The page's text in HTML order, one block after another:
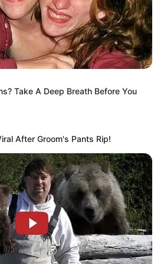
ΔΕΝ ΑΝΑΣΤΡΕΦΕΤΑΙ. ΜΠΟΡΕΙ
ΔΕΝ ΑΝΑΣΤΡΕΦΕΤΑΙ.
Take A Deep Breath Before You
After Groom's Pants Rip!